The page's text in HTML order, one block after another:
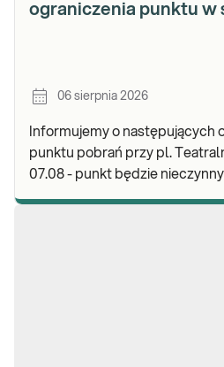
ograniczenia punktu w
06 sierpnia 2026
Informujemy o następujących
punktu pobrań przy pl. Teatralny
07.08 - punkt będzie nieczynny. Zapraszamy